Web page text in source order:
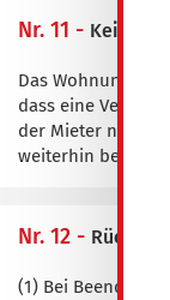
Nr. 11 - Keine
Das
dass eine
der Mieter nach
weiterhin benutzt,
Nr. 12 -
(1) Bei